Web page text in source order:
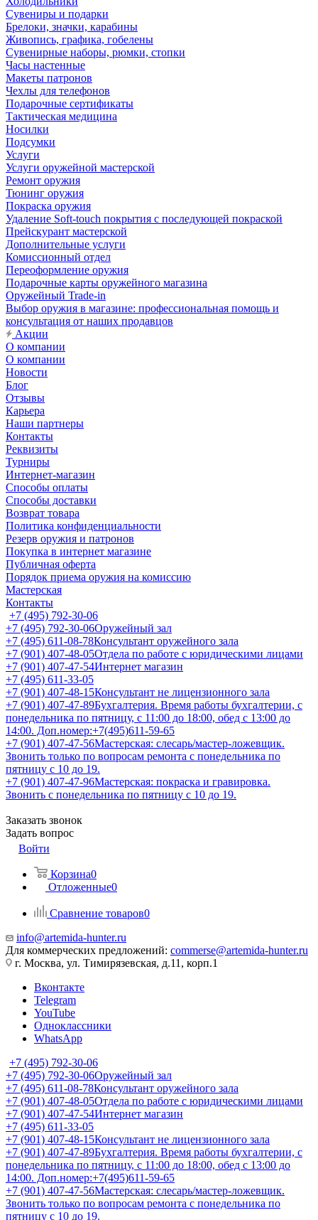
Сувениры и подарки
Брелоки, значки, карабины
Живопись, графика, гобелены
Сувенирные наборы, рюмки, стопки
Часы настенные
Макеты патронов
Чехлы для телефонов
Подарочные сертификаты
Тактическая медицина
Носилки
Подсумки
Услуги
Услуги оружейной мастерской
Ремонт оружия
Тюнинг оружия
Покраска оружия
Удаление Soft-touch покрытия с последующей покраской
Прейскурант мастерской
Дополнительные услуги
Комиссионный отдел
Переоформление оружия
Подарочные карты оружейного магазина
Оружейный Trade-in
Выбор оружия в магазине: профессиональная помощь и
консультация от наших продавцов
Акции
О компании
О компании
Новости
Блог
Отзывы
Карьера
Наши партнеры
Контакты
Реквизиты
Турниры
Интернет-магазин
Способы оплаты
Способы доставки
Возврат товара
Политика конфиденциальности
Резерв оружия и патронов
Покупка в интернет магазине
Публичная оферта
Порядок приема оружия на комиссию
Мастерская
Контакты
+7 (495) 792-30-06
+7 (495) 792-30-06Оружейный зал
+7 (495) 611-08-78Консультант оружейного зала
+7 (901) 407-48-05Отдела по работе с юридическими лицами
+7 (901) 407-47-54Интернет магазин
+7 (495) 611-33-05
+7 (901) 407-48-15Консультант не лицензионного зала
+7 (901) 407-47-89Бухгалтерия. Время работы бухгалтерии, с
понедельника по пятницу, с 11:00 до 18:00, обед с 13:00 до
14:00. Доп.номер:+7(495)611-59-65
+7 (901) 407-47-56Мастерская: слесарь/мастер-ложевщик.
Звонить только по вопросам ремонта с понедельника по
пятницу с 10 до 19.
+7 (901) 407-47-96Мастерская: покраска и гравировка.
Звонить с понедельника по пятницу с 10 до 19.
Заказать звонок
Задать вопрос
Войти
Корзина0
Отложенные0
Сравнение товаров0
info@artemida-hunter.ru
Для коммерческих предложений: commerse@artemida-hunter.ru
г. Москва, ул. Тимирязевская, д.11, корп.1
Вконтакте
Telegram
YouTube
Одноклассники
WhatsApp
+7 (495) 792-30-06
+7 (495) 792-30-06Оружейный зал
+7 (495) 611-08-78Консультант оружейного зала
+7 (901) 407-48-05Отдела по работе с юридическими лицами
+7 (901) 407-47-54Интернет магазин
+7 (495) 611-33-05
+7 (901) 407-48-15Консультант не лицензионного зала
+7 (901) 407-47-89Бухгалтерия. Время работы бухгалтерии, с
понедельника по пятницу, с 11:00 до 18:00, обед с 13:00 до
14:00. Доп.номер:+7(495)611-59-65
+7 (901) 407-47-56Мастерская: слесарь/мастер-ложевщик.
Звонить только по вопросам ремонта с понедельника по
пятницу с 10 до 19.